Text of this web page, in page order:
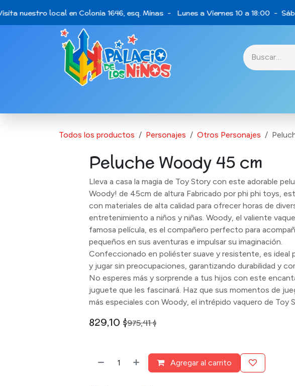
nuestro local en Colonia 1646, esq. Minas - Lunes a Viernes 10 a 18:00 -
Todos los productos Personajes Otros Personajes
Peluche Woody 45 cm
Lleva a casa la magia de Toy Story con este adorable
Woody! de 45cm de altura Fabricado por phi phi toys,
con materiales de alta calidad para ofrecer horas de
entretenimiento a niños y niñas. Woody, el valiente
famosa película, es el compañero perfecto para
pequeños en sus aventuras e impulsar su imaginación.
Confeccionado en poliéster suave y resistente, es ideal
y jugar sin preocupaciones, garantizando durabilidad y
No esperes más y sorprende a tus hijos con este
juguete que les fascinará. Haz que sus momentos de
más especiales con Woody, el intrépido vaquero de Toy
829,10 $975,41$
Agregar al carrito